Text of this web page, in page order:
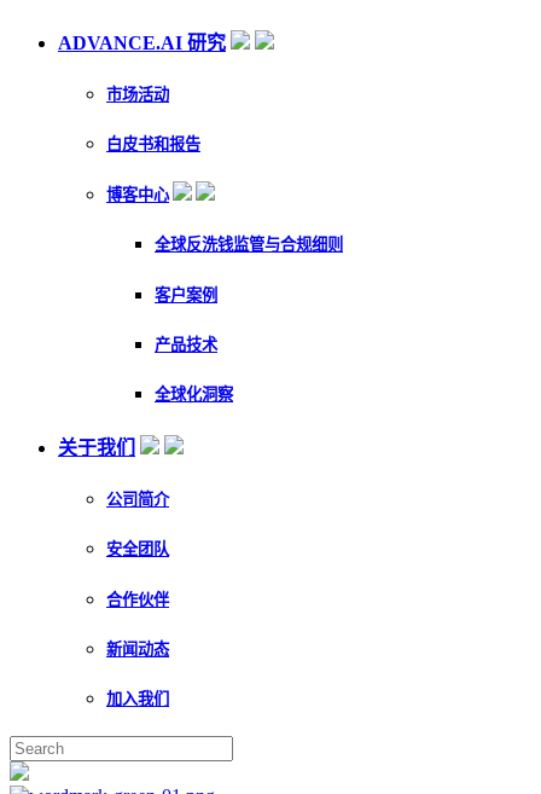
ADVANCE.AI 研究
市场活动
白皮书和报告
博客中心
全球反洗钱监管与合规细则
客户案例
产品技术
全球化洞察
关于我们
公司简介
安全团队
合作伙伴
新闻动态
加入我们